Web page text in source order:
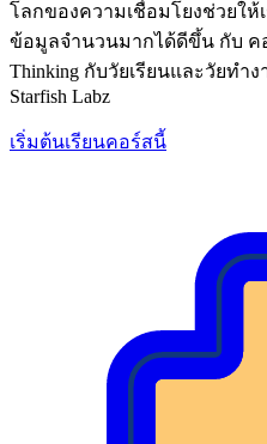
โลกของความเชื่อมโยงช่วยให้
ข้อมูลจำนวนมากได้ดีขึ้น กับ คอ
Thinking กับวัยเรียนและวัยทำ
Starfish Labz
เริ่มต้นเรียนคอร์สนี้